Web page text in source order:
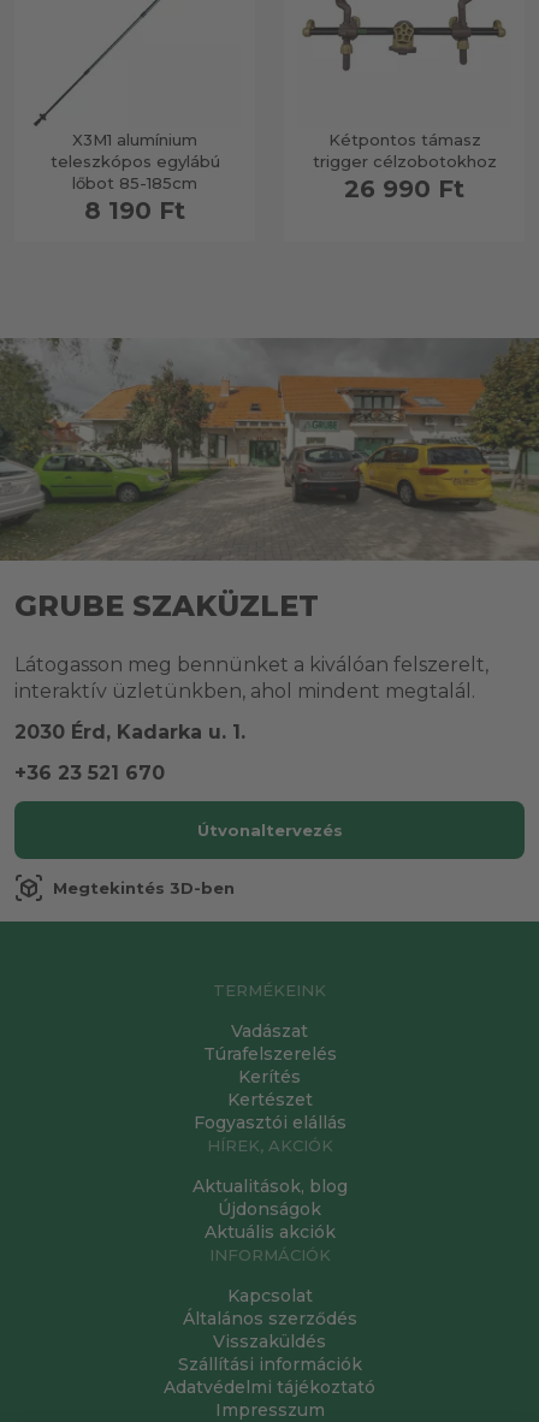
X3M1 alumínium
teleszkópos egylábú
lőbot 85-185cm
8 190 Ft
Kétpontos támasz
trigger célzobotokhoz
26 990 Ft
GRUBE SZAKÜZLET
Látogasson meg bennünket a kiválóan felszerelt,
interaktív üzletünkben, ahol mindent megtalál.
2030 Érd, Kadarka u. 1.
+36 23 521 670
Útvonaltervezés
view_in_ar Megtekintés 3D-ben
TERMÉKEINK
Vadászat
Túrafelszerelés
Kerítés
Kertészet
Fogyasztói elállás
HÍREK, AKCIÓK
Aktualitások, blog
Újdonságok
Aktuális akciók
INFORMÁCIÓK
Kapcsolat
Általános szerződés
Visszaküldés
Szállítási információk
Adatvédelmi tájékoztató
Impresszum